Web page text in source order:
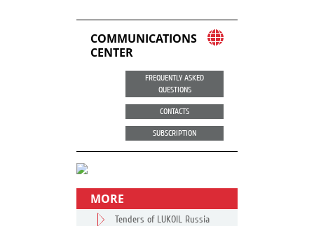
COMMUNICATIONS
CENTER
FREQUENTLY ASKED
QUESTIONS
CONTACTS
SUBSCRIPTION
MORE
Tenders of LUKOIL Russia